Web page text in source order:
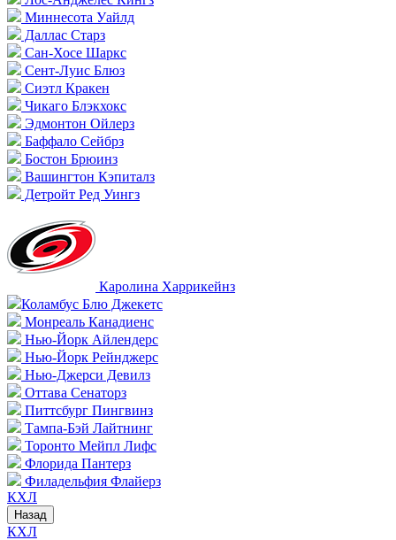
Миннесота Уайлд
Даллас Старз
Сан-Хосе Шаркс
Сент-Луис Блюз
Сиэтл Кракен
Чикаго Блэкхокс
Эдмонтон Ойлерз
Баффало Сейбрз
Бостон Брюинз
Вашингтон Кэпиталз
Детройт Ред Уингз
Каролина Харрикейнз
Коламбус Блю Джекетс
Монреаль Канадиенс
Нью-Йорк Айлендерс
Нью-Йорк Рейнджерс
Нью-Джерси Девилз
Оттава Сенаторз
Питтсбург Пингвинз
Тампа-Бэй Лайтнинг
Торонто Мейпл Лифс
Флорида Пантерз
Филадельфия Флайерз
КХЛ
Назад
КХЛ